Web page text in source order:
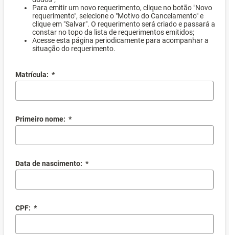
Para emitir um novo requerimento, clique no botão "Novo
requerimento", selecione o "Motivo do Cancelamento" e
clique em "Salvar". O requerimento será criado e passará a
constar no topo da lista de requerimentos emitidos;
Acesse esta página periodicamente para acompanhar a
situação do requerimento.
Matrícula: *
Primeiro nome: *
Data de nascimento: *
CPF: *